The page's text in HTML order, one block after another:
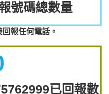
號碼總數量
報任何電話。
已回報數